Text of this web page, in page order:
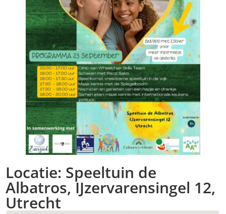
Locatie: Speeltuin de
Albatros, IJzervarensingel 12,
Utrecht